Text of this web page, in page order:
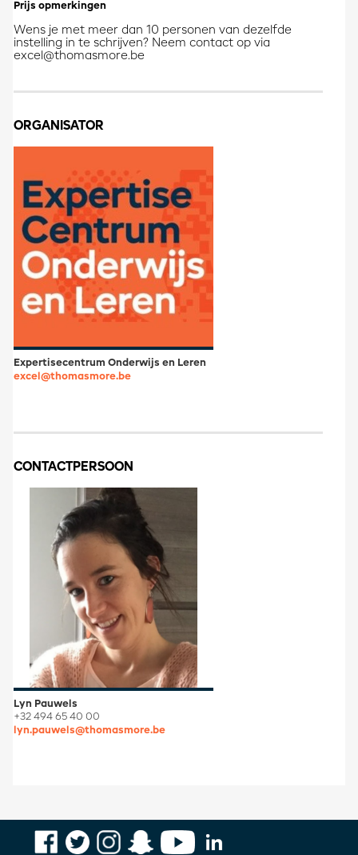
Prijs opmerkingen
Wens je met meer dan 10 personen van dezelfde
instelling in te schrijven? Neem contact op via
excel@thomasmore.be
ORGANISATOR
Expertisecentrum Onderwijs en Leren
excel@thomasmore.be
CONTACTPERSOON
Lyn Pauwels
+32 494 65 40 00
lyn.pauwels@thomasmore.be